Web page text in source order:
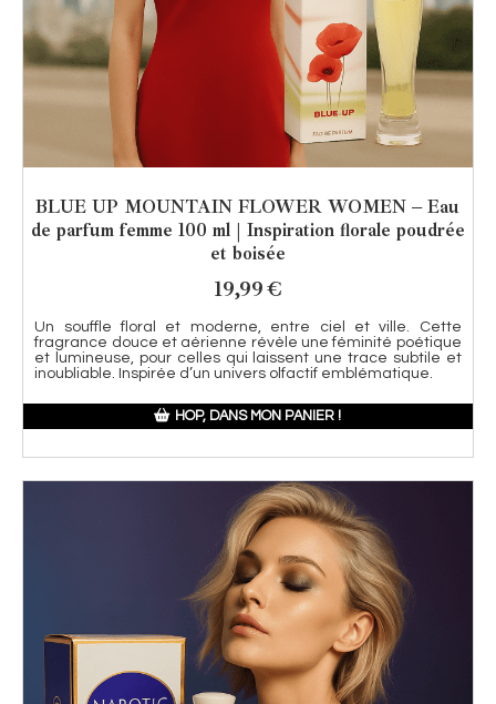
BLUE UP MOUNTAIN FLOWER WOMEN – Eau
de parfum femme 100 ml | Inspiration florale poudrée
et boisée
19,99€
Un souffle floral et moderne, entre ciel et ville. Cette
fragrance douce et aérienne révèle une féminité poétique
et lumineuse, pour celles qui laissent une trace subtile et
inoubliable. Inspirée d’un univers olfactif emblématique.
HOP, DANS MON PANIER !